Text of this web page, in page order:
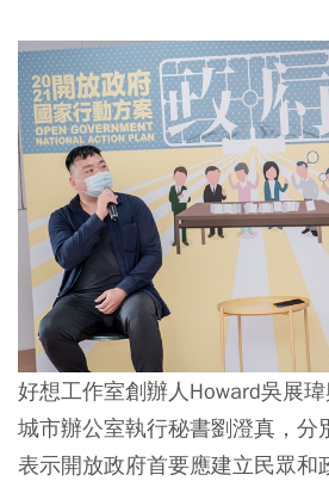
好想工作室創辦人Howard吳展
城市辦公室執行秘書劉澄真，分
表示開放政府首要應建立民眾和